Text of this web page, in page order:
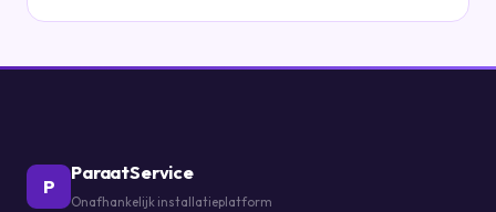
P
ParaatService
Onafhankelijk installatieplatform